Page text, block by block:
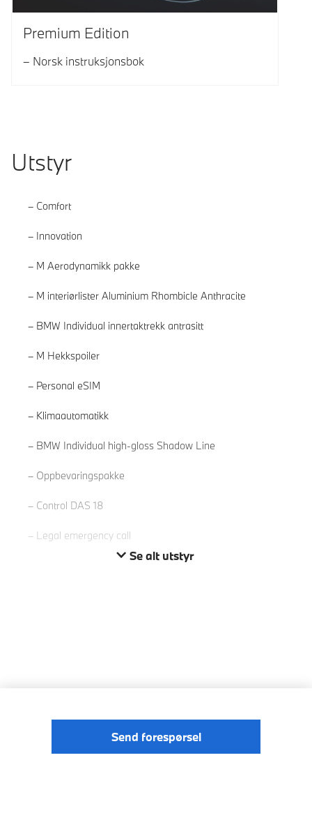
Premium Edition
Norsk instruksjonsbok
Utstyr
Comfort
Innovation
M Aerodynamikk pakke
M interiørlister Aluminium Rhombicle Anthracite
BMW Individual innertaktrekk antrasitt
M Hekkspoiler
Personal eSIM
Klimaautomatikk
BMW Individual high-gloss Shadow Line
Oppbevaringspakke
Control DAS 18
Legal emergency call
Se alt utstyr
Send forespørsel